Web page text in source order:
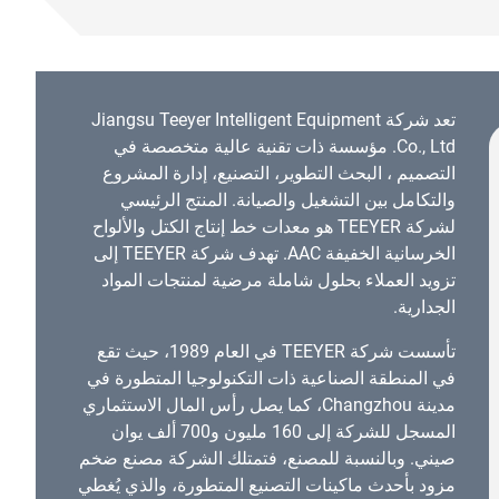
تعد شركة Jiangsu Teeyer Intelligent Equipment
Co., Ltd. مؤسسة ذات تقنية عالية متخصصة في
التصميم ، البحث التطوير، التصنيع، إدارة المشروع
والتكامل بين التشغيل والصيانة. المنتج الرئيسي
لشركة TEEYER هو معدات خط إنتاج الكتل والألواح
الخرسانية الخفيفة AAC. تهدف شركة TEEYER إلى
تزويد العملاء بحلول شاملة مرضية لمنتجات المواد
الجدارية.
تأسست شركة TEEYER في العام 1989، حيث تقع
في المنطقة الصناعية ذات التكنولوجيا المتطورة في
مدينة Changzhou، كما يصل رأس المال الاستثماري
المسجل للشركة إلى 160 مليون و700 ألف يوان
صيني. وبالنسبة للمصنع، فتمتلك الشركة مصنع ضخم
مزود بأحدث ماكينات التصنيع المتطورة، والذي يُغطي